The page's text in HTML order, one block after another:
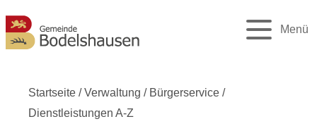
Menü
Startseite /Verwaltung / Bürgerservice /
Dienstleistungen A-Z